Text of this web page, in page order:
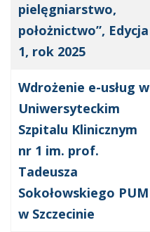
pielęgniarstwo,
położnictwo”, Edycja
1, rok 2025
Wdrożenie e-usług w
Uniwersyteckim
Szpitalu Klinicznym
nr 1 im. prof.
Tadeusza
Sokołowskiego PUM
w Szczecinie